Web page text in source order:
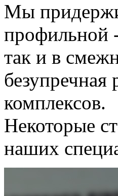
Мы
профильной
так и в
безупречная
комплексов.
Некоторые
наших